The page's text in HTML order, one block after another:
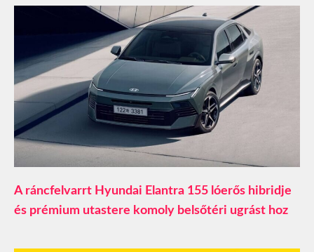
A ráncfelvarrt Hyundai Elantra 155 lóerős hibridje
és prémium utastere komoly belsőtéri ugrást hoz